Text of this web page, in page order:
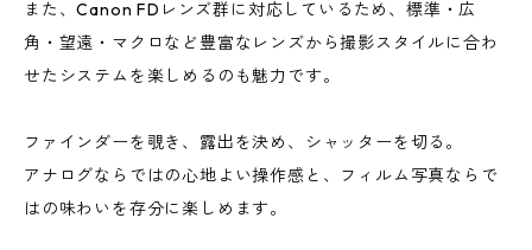
また、Canon FDレンズ群に対応しているため、標準・広
角・望遠・マクロなど豊富なレンズから撮影スタイルに合わ
せたシステムを楽しめるのも魅力です。
ファインダーを覗き、露出を決め、シャッターを切る。
アナログならではの心地よい操作感と、フィルム写真ならで
はの味わいを存分に楽しめます。